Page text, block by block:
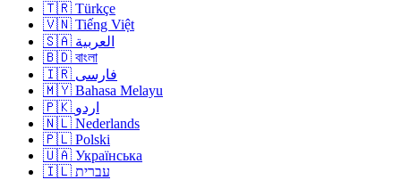
🇹🇷 Türkçe
🇻🇳 Tiếng Việt
🇸🇦 العربية
🇧🇩 বাংলা
🇮🇷 فارسی
🇲🇾 Bahasa Melayu
🇵🇰 اردو
🇳🇱 Nederlands
🇵🇱 Polski
🇺🇦 Українська
🇮🇱 עברית